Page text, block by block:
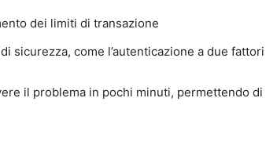
dei limiti di transazione
sicurezza, come l’autenticazione a due fattori
il problema in pochi minuti, permettendo di